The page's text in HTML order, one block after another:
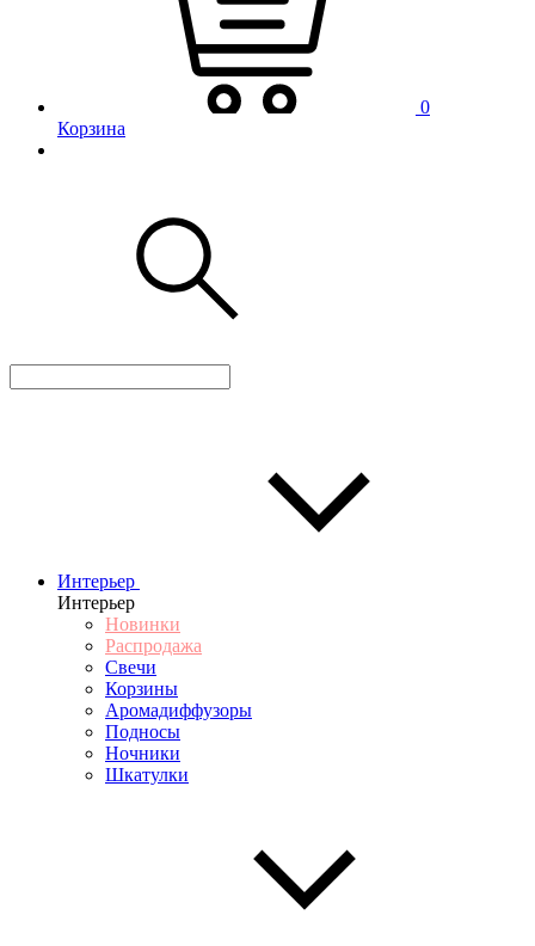
0
Корзина
Интерьер
Интерьер
Новинки
Распродажа
Свечи
Корзины
Аромадиффузоры
Подносы
Ночники
Шкатулки